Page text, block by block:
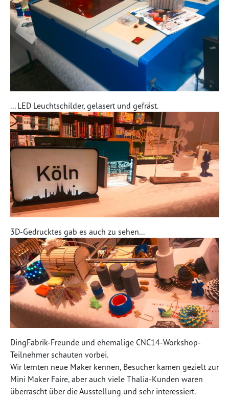
... LED Leuchtschilder, gelasert und gefräst.
3D-Gedrucktes gab es auch zu sehen...
DingFabrik-Freunde und ehemalige CNC14-Workshop-
Teilnehmer schauten vorbei.
Wir lernten neue Maker kennen, Besucher kamen gezielt zur
Mini Maker Faire, aber auch viele Thalia-Kunden waren
überrascht über die Ausstellung und sehr interessiert.